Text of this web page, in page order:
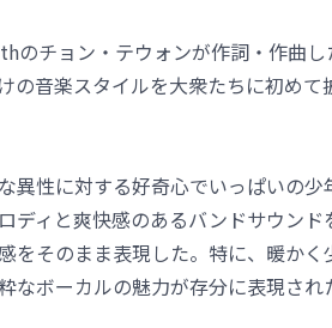
のチョン・テウォンが作詞・作曲
の音楽スタイルを大衆たちに初め
異性に対する好奇心でいっぱいの
ディと爽快感のあるバンドサウン
をそのまま表現した。特に、暖かく
なボーカルの魅力が存分に表現され